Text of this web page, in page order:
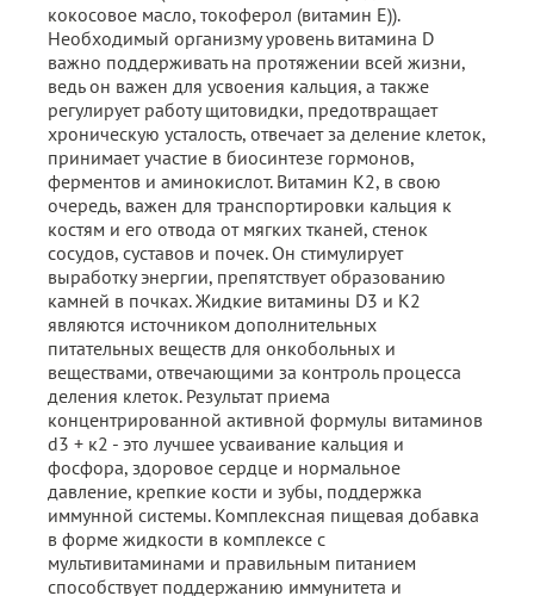
кокосовое масло, токоферол (витамин Е)).
Необходимый организму уровень витамина D
важно поддерживать на протяжении всей жизни,
ведь он важен для усвоения кальция, а также
регулирует работу щитовидки, предотвращает
хроническую усталость, отвечает за деление клеток,
принимает участие в биосинтезе гормонов,
ферментов и аминокислот. Витамин К2, в свою
очередь, важен для транспортировки кальция к
костям и его отвода от мягких тканей, стенок
сосудов, суставов и почек. Он стимулирует
выработку энергии, препятствует образованию
камней в почках. Жидкие витамины D3 и К2
являются источником дополнительных
питательных веществ для онкобольных и
веществами, отвечающими за контроль процесса
деления клеток. Результат приема
концентрированной активной формулы витаминов
d3 + к2 - это лучшее усваивание кальция и
фосфора, здоровое сердце и нормальное
давление, крепкие кости и зубы, поддержка
иммунной системы. Комплексная пищевая добавка
в форме жидкости в комплексе с
мультивитаминами и правильным питанием
способствует поддержанию иммунитета и